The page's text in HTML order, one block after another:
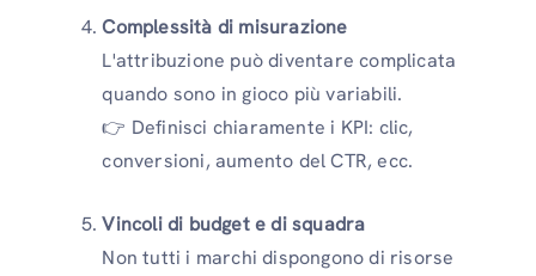
Complessità di misurazione
L'attribuzione può diventare complicata
quando sono in gioco più variabili.
👉 Definisci chiaramente i KPI: clic,
conversioni, aumento del CTR, ecc.
Vincoli di budget e di squadra
Non tutti i marchi dispongono di risorse